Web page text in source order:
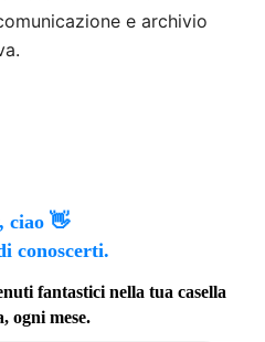
e archivio
ciao 👋
conoscerti.
fantastici nella tua casella
ogni mese.